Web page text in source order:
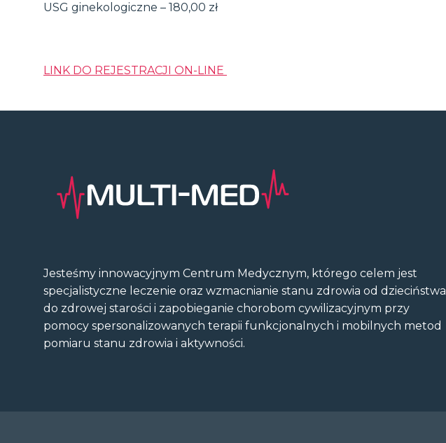
USG ginekologiczne – 180,00 zł
LINK DO REJESTRACJI ON-LINE
Jesteśmy innowacyjnym Centrum Medycznym, którego celem jest
specjalistyczne leczenie oraz wzmacnianie stanu zdrowia od dzieciństwa
do zdrowej starości i zapobieganie chorobom cywilizacyjnym przy
pomocy spersonalizowanych terapii funkcjonalnych i mobilnych metod
pomiaru stanu zdrowia i aktywności.